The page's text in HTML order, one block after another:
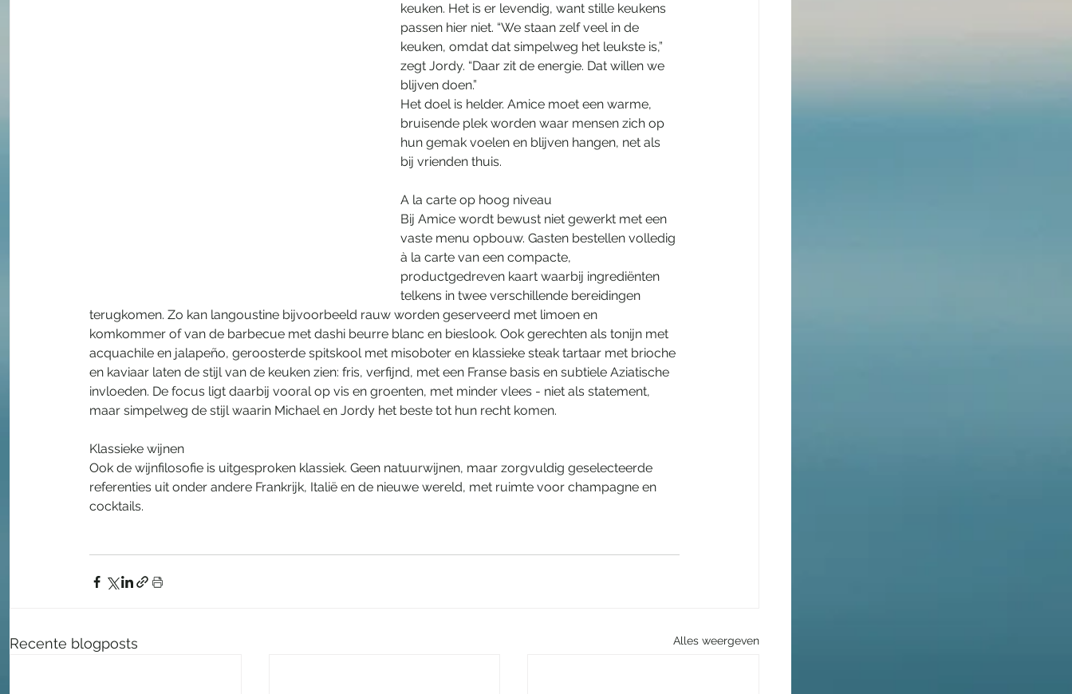
keuken. Het is er levendig, want stille keukens
passen hier niet. “We staan zelf veel in de
keuken, omdat dat simpelweg het leukste is,”
zegt Jordy. “Daar zit de energie. Dat willen we
blijven doen.”
Het doel is helder. Amice moet een warme,
bruisende plek worden waar mensen zich op
hun gemak voelen en blijven hangen, net als
bij vrienden thuis.
A la carte op hoog niveau
Bij Amice wordt bewust niet gewerkt met een
vaste menu opbouw. Gasten bestellen volledig
à la carte van een compacte,
productgedreven kaart waarbij ingrediënten
telkens in twee verschillende bereidingen
terugkomen. Zo kan langoustine bijvoorbeeld rauw worden geserveerd met limoen en
komkommer of van de barbecue met dashi beurre blanc en bieslook. Ook gerechten als tonijn met
acquachile en jalapeño, geroosterde spitskool met misoboter en klassieke steak tartaar met brioche
en kaviaar laten de stijl van de keuken zien: fris, verfijnd, met een Franse basis en subtiele Aziatische
invloeden. De focus ligt daarbij vooral op vis en groenten, met minder vlees - niet als statement,
maar simpelweg de stijl waarin Michael en Jordy het beste tot hun recht komen.
Klassieke wijnen
Ook de wijnfilosofie is uitgesproken klassiek. Geen natuurwijnen, maar zorgvuldig geselecteerde
referenties uit onder andere Frankrijk, Italië en de nieuwe wereld, met ruimte voor champagne en
cocktails.
Recente blogposts Alles weergeven